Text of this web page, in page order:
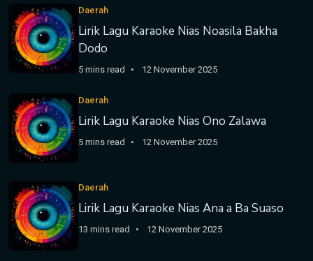
Daerah
Lirik Lagu Karaoke Nias Noasila Bakha
Dodo
5 mins read 12 November 2025
Daerah
Lirik Lagu Karaoke Nias Ono Zalawa
5 mins read 12 November 2025
Daerah
Lirik Lagu Karaoke Nias Ana a Ba Suaso
13 mins read 12 November 2025